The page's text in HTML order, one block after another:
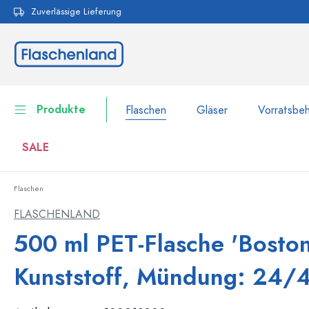
Zur Hauptnavigation springen
Zuverlässige Lieferung
Produkte Flaschen Gläser
SALE
Gläser
Flaschen nach Marke
Flaschen
FLASCHENLAND
500 ml PET-Flasche
Kunststoff, Mündung: 24/